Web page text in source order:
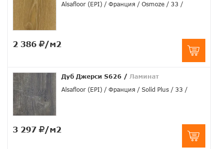
Alsafloor (EPI)
Франция Osmoze 33
2 386 /м2
Дуб Джерси S626 / Ламинат
Alsafloor (EPI)
Франция Solid Plus 33
3 297 /м2